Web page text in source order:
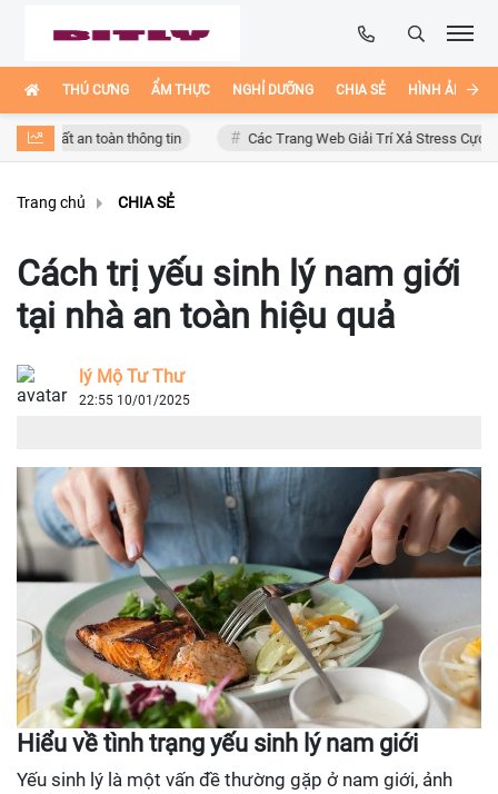
THÚ CƯNG ẨM THỰC NGHỈ DƯỠNG CHIA SẺ HÌNH ẢNH
an toàn thông tin Các Trang Web Giải Trí Xả Stress Cực Hay Ho
Trang chủ CHIA SẺ
Cách trị yếu sinh lý nam giới
tại nhà an toàn hiệu quả
lý Mộ Tư Thư
22:55 10/01/2025
Hiểu về tình trạng yếu sinh lý nam giới
Yếu sinh lý là một vấn đề thường gặp ở nam giới, ảnh